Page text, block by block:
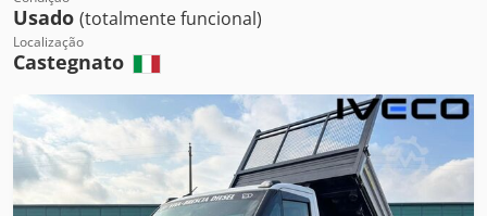
Usado (totalmente funcional)
Localização
Castegnato